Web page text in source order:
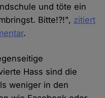
und töte ein
Bitte!?!", zitiert
.
Hass sind die
weniger in den